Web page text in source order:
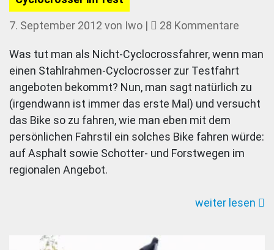
7. September 2012 von Iwo | 28 Kommentare
für
und
Staub:
Bros
Was tut man als Nicht-Cyclocrossfahrer, wenn man
einen Stahlrahmen-Cyclocrosser zur Testfahrt
angeboten bekommt? Nun, man sagt natürlich zu
(irgendwann ist immer das erste Mal) und versucht
das Bike so zu fahren, wie man eben mit dem
persönlichen Fahrstil ein solches Bike fahren würde:
auf Asphalt sowie Schotter- und Forstwegen im
regionalen Angebot.
weiter lesen